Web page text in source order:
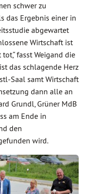
schwer zu
das Ergebnis einer in
abgewartet
Wirtschaft ist
fasst Weigand die
das schlagende Herz
Saal samt Wirtschaft
dann alle an
Grundl, Grüner MdB
am Ende in
den
wird.